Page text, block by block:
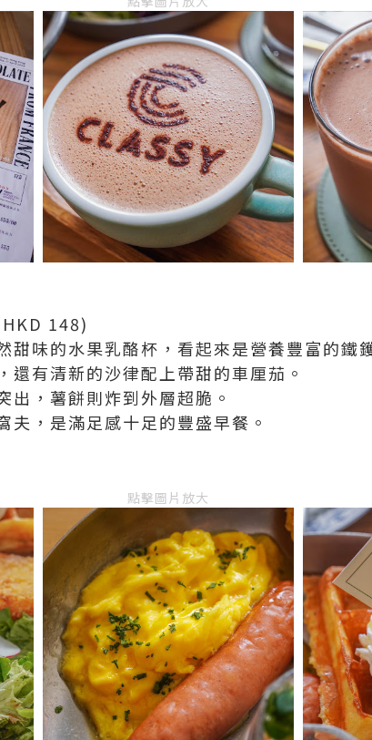
148)
甜味的水果乳酪杯，看起來是營養豐富的鐵
還有清新的沙律配上帶甜的車厘茄。
出，薯餅則炸到外層超脆。
夫，是滿足感十足的豐盛早餐。
點擊圖片放大